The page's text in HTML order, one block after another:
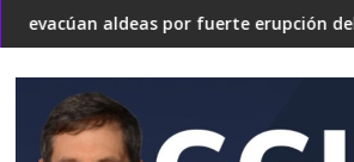
en una 'Gaza silenciosa'
sobre su estrategia nuclear
por fuerte erupción del volcán de